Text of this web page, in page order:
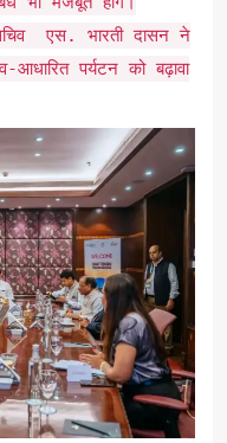
एस. भारती दासन ने
पर्यटन को बढ़ावा